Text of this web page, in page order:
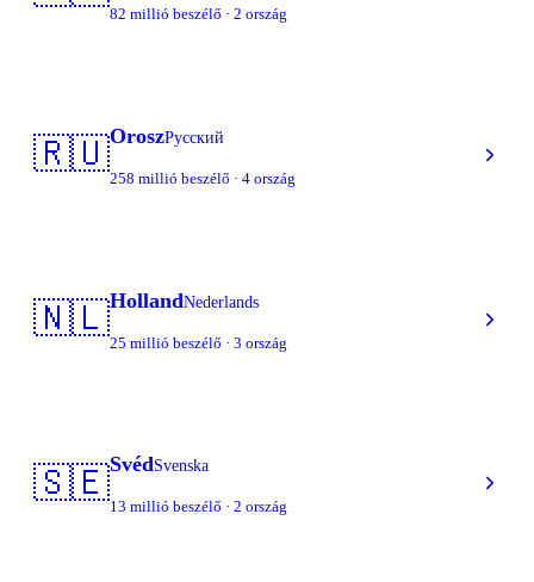
82 millió beszélő · 2 ország
🇷🇺OroszРусский
258 millió beszélő · 4 ország
🇳🇱HollandNederlands
25 millió beszélő · 3 ország
🇸🇪SvédSvenska
13 millió beszélő · 2 ország